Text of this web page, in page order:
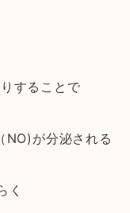
することで
NO)が分泌される
く